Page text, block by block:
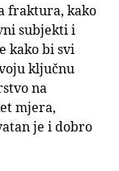
fraktura, kako
subjekti i
kako bi svi
ključnu
na
mjera,
je i dobro